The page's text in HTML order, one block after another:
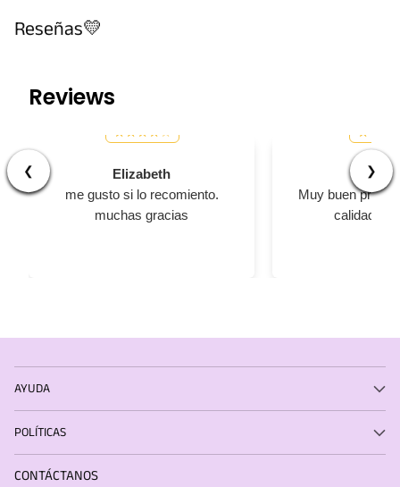
Reseñas💛
Reviews
❮ ❯
Elizabeth
me gusto si lo recomiento.
muchas gracias
Muy buen
calidad y
AYUDA
POLÍTICAS
CONTÁCTANOS